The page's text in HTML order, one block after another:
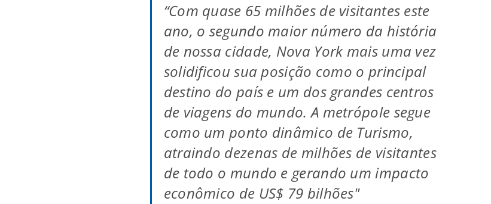
“Com quase 65 milhões de visitantes este
ano, o segundo maior número da história
de nossa cidade, Nova York mais uma vez
solidificou sua posição como o principal
destino do país e um dos grandes centros
de viagens do mundo. A metrópole segue
como um ponto dinâmico de Turismo,
atraindo dezenas de milhões de visitantes
de todo o mundo e gerando um impacto
econômico de US$ 79 bilhões"